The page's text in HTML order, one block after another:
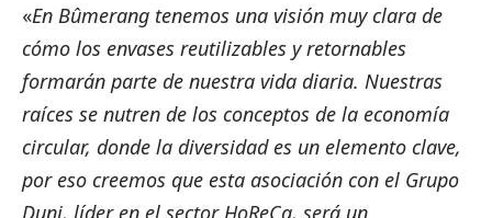
«En Bûmerang tenemos una visión muy clara de
cómo los envases reutilizables y retornables
formarán parte de nuestra vida diaria. Nuestras
raíces se nutren de los conceptos de la economía
circular, donde la diversidad es un elemento clave,
por eso creemos que esta asociación con el Grupo
Duni, líder en el sector HoReCa, será un